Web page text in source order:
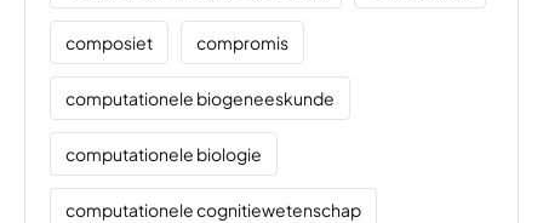
composiet compromis
computationele biogeneeskunde
computationele biologie
computationele cognitiewetenschap